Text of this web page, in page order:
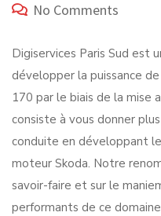
No Comments
Digiservices Paris Sud est
développer la puissance
170 par le biais de la
consiste à vous donner
conduite en développant
moteur Skoda. Notre
savoir-faire et sur le
performants de ce